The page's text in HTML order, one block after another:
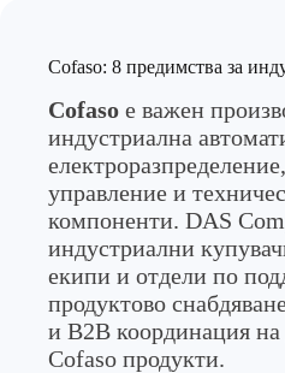
Cofaso: 8 предимства за
Cofaso е важен
индустриална
управление и
компоненти. DAS
индустриални
екипи и отдели по
продуктово
и B2B координация на
Cofaso продукти.